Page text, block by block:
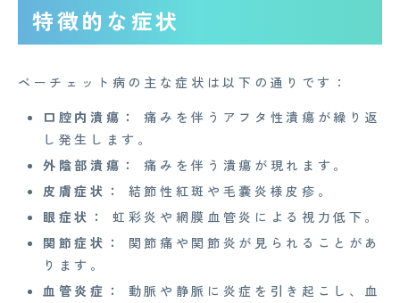
特徴的な症状
ベーチェット病の主な症状は以下の通りです：
口腔内潰瘍：
痛みを伴うアフタ性潰瘍が繰り返
し発生します。
外陰部潰瘍：
痛みを伴う潰瘍が現れます。
皮膚症状：
結節性紅斑や毛嚢炎様皮疹。
眼症状：
虹彩炎や網膜血管炎による視力低下。
関節症状：
関節痛や関節炎が見られることがあ
ります。
血管炎症：
動脈や静脈に炎症を引き起こし、血